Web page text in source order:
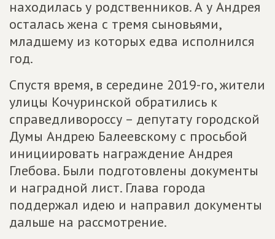
находилась у родственников. А у Андрея
осталась жена с тремя сыновьями,
младшему из которых едва исполнился
год.
Спустя время, в середине 2019-го, жители
улицы Кочуринской обратились к
справедливороссу – депутату городской
Думы Андрею Балеевскому с просьбой
инициировать награждение Андрея
Глебова. Были подготовлены документы
и наградной лист. Глава города
поддержал идею и направил документы
дальше на рассмотрение.